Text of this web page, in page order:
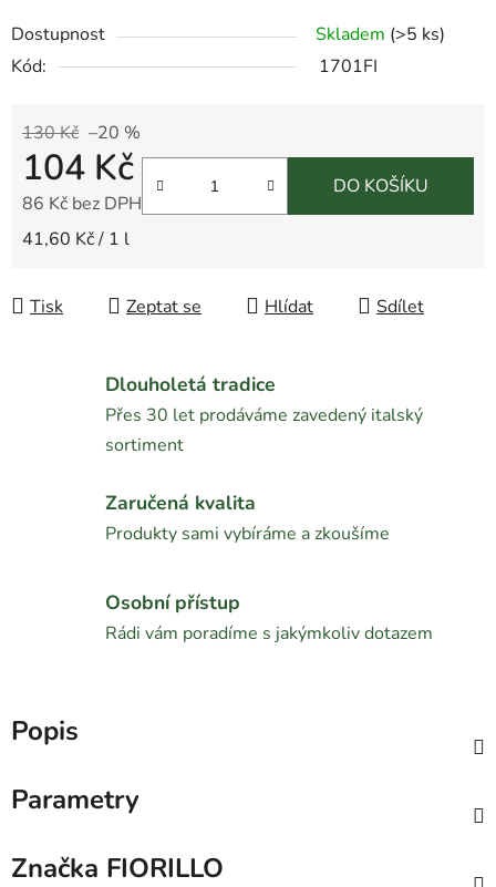
Dostupnost Skladem (>5 ks)
Kód:
1701FI
130 Kč –20 %
104 Kč
86 Kč bez DPH
Měrná cena:
41,60 Kč / 1 l
DO KOŠÍKU
Tisk Zeptat se Hlídat Sdílet
Dlouholetá tradice
Přes 30 let prodáváme zavedený italský
sortiment
Zaručená kvalita
Produkty sami vybíráme a zkoušíme
Osobní přístup
Rádi vám poradíme s jakýmkoliv dotazem
Popis
Parametry
Značka FIORILLO